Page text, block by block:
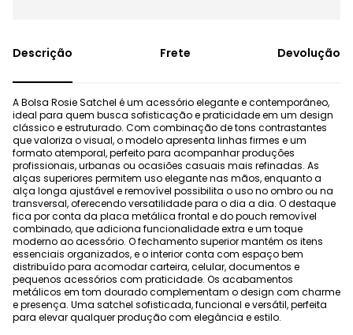
Frete Devolução
A Bolsa Rosie Satchel é um acessório elegante e contemporâneo,
ideal para quem busca sofisticação e praticidade em um design
clássico e estruturado. Com combinação de tons contrastantes
que valoriza o visual, o modelo apresenta linhas firmes e um
formato atemporal, perfeito para acompanhar produções
profissionais, urbanas ou ocasiões casuais mais refinadas. As
alças superiores permitem uso elegante nas mãos, enquanto a
alça longa ajustável e removível possibilita o uso no ombro ou na
transversal, oferecendo versatilidade para o dia a dia. O destaque
fica por conta da placa metálica frontal e do pouch removível
combinado, que adiciona funcionalidade extra e um toque
moderno ao acessório. O fechamento superior mantém os itens
essenciais organizados, e o interior conta com espaço bem
distribuído para acomodar carteira, celular, documentos e
pequenos acessórios com praticidade. Os acabamentos
metálicos em tom dourado complementam o design com charme
e presença. Uma satchel sofisticada, funcional e versátil, perfeita
para elevar qualquer produção com elegância e estilo.